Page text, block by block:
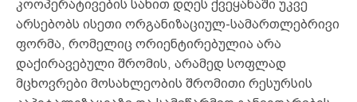
კოოპერატივების სახით დღეს ქვეყანაში უკვე
არსებობს ისეთი ორგანიზაციულ-სამართლებრივი
ფორმა, რომელიც ორიენტირებულია არა
დაქირავებული შრომის, არამედ სოფლად
მცხოვრები მოსახლეობის შრომითი რესურსის